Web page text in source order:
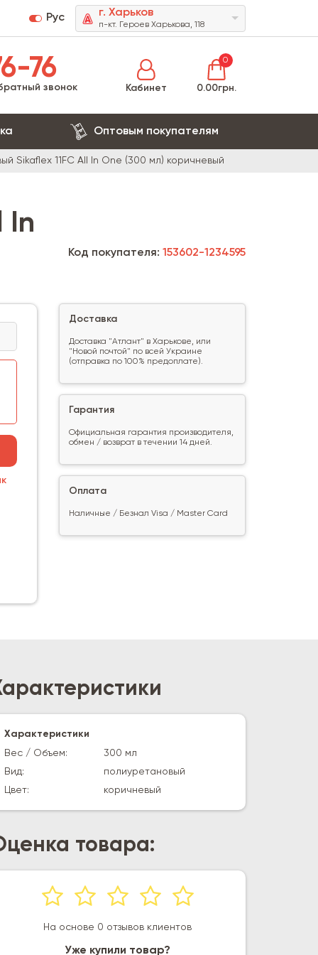
Рус г. Харьков
п-кт. Героев Харькова, 118
76
звонок Кабинет
0
0.00грн.
Оптовым покупателям
Sikaflex 11FC All In One (300 мл) коричневый
In
Код покупателя: 153602-1234595
Доставка
Доставка "Атлант" в Харькове, или
"Новой почтой" по всей Украине
(отправка по 100% предоплате).
Гарантия
Официальная гарантия производителя,
обмен / возврат в течении 14 дней.
Оплата
Наличные / Безнал Visa / Master Card
Характеристики
Вес / Объем:
300 мл
Вид:
полиуретановый
Цвет:
коричневый
товара:
На основе 0 отзывов клиентов
Уже купили товар?